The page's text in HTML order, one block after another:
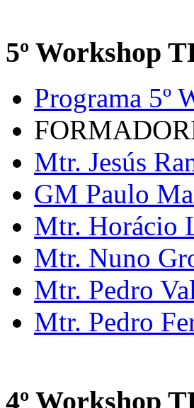
5º Workshop
Programa 5º
Mtr. Jesús
GM Paulo
Mtr. Horácio
Mtr. Nuno
Mtr. Pedro
Mtr. Pedro
4º Workshop